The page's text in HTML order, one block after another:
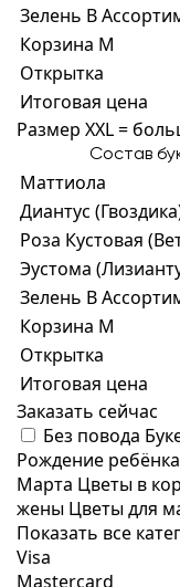
Зелень В
Корзина M
Открытка
Итоговая цена
Размер XXL =
Состав
Маттиола
Диантус
Роза Кустовая
Эустома
Зелень В
Корзина M
Открытка
Итоговая цена
Заказать сейчас
Без повода
Рождение ребёнка
Марта Цветы в
жены Цветы для
Показать все
Visa
Mastercard